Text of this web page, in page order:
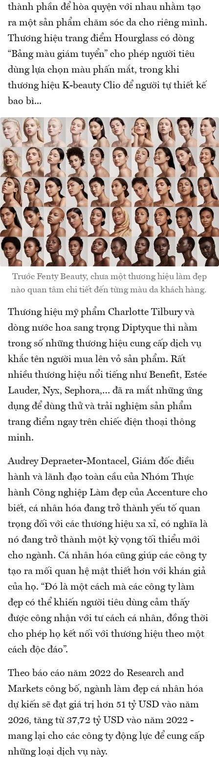
thành phần để hòa quyện với nhau nhằm tạo
ra một sản phẩm chăm sóc da cho riêng mình.
Thương hiệu trang điểm Hourglass có dòng
“Bảng màu giám tuyển” cho phép người tiêu
dùng lựa chọn màu phấn mắt, trong khi
thương hiệu K-beauty Clio để người tự thiết kế
bao bì...
Trước Fenty Beauty, chưa một thương hiệu làm đẹp
nào quan tâm chi tiết đến từng màu da khách hàng.
Thương hiệu mỹ phẩm Charlotte Tilbury và
dòng nước hoa sang trọng Diptyque thì nằm
trong số những thương hiệu cung cấp dịch vụ
khắc tên người mua lên vỏ sản phẩm. Rất
nhiều thương hiệu nổi tiếng như Benefit, Estée
Lauder, Nyx, Sephora,… đã ra mắt những ứng
dụng để dùng thử và trải nghiệm sản phẩm
trang điểm ngay trên chiếc điện thoại thông
minh.
Audrey Depraeter-Montacel, Giám đốc điều
hành và lãnh đạo toàn cầu của Nhóm Thực
hành Công nghiệp Làm đẹp của Accenture cho
biết, cá nhân hóa đang trở thành yếu tố quan
trọng đối với các thương hiệu xa xỉ, có nghĩa là
nó đang trở thành một kỳ vọng tối thiểu mới
cho ngành. Cá nhân hóa cũng giúp các công ty
tạo ra mối quan hệ mật thiết hơn với khán giả
của họ. “Đó là một cách mà các công ty làm
đẹp có thể khiến người tiêu dùng cảm thấy
được công nhận với tư cách cá nhân, đồng thời
cho phép họ kết nối với thương hiệu theo một
cách độc đáo”.
Theo báo cáo năm 2022 do Research and
Markets công bố, ngành làm đẹp cá nhân hóa
dự kiến sẽ đạt giá trị hơn 51 tỷ USD vào năm
2026, tăng từ 37,72 tỷ USD vào năm 2022 -
mang lại cho các công ty động lực để cung cấp
những loại dịch vụ này.